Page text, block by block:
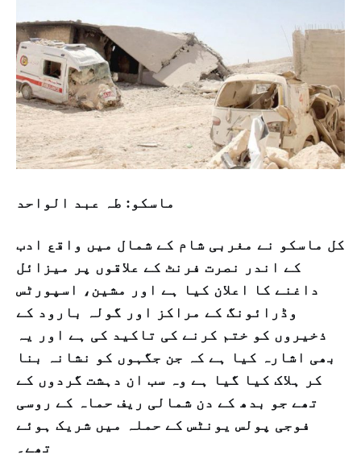
ماسکو: طہ عبد الواحد
کل ماسکو نے مغربی شام کے شمال میں واقع ادب
کے اندر نصرت فرنٹ کے علاقوں پر میزائل
داغنے کا اعلان کیا ہے اور مشین، اسپورٹس
وڈرائونگ کے مراکز اور گولہ بارود کے
ذخیروں کو ختم کرنے کی تاکید کی ہے اور یہ
بھی اشارہ کیا ہے کہ جن جگہوں کو نشانہ بنا
کر ہلاک کیا گیا ہے وہ سب ان دہشت گردوں کے
تھے جو بدھ کے دن شمالی ریف حماہ کے روسی
فوجی پولس یونٹس کے حملہ میں شریک ہوئے
تھے۔